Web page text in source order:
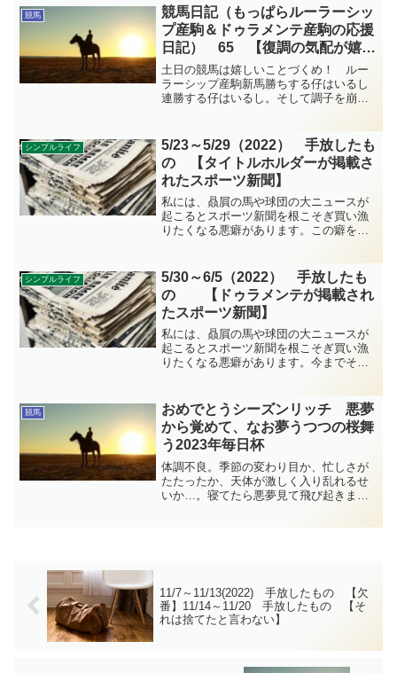
月賞をずばっと取消にした、ノリさんの
大英断。そしてそれがダ...
競馬
競馬日記（もっぱらルーラーシッ
プ産駒＆ドゥラメンテ産駒の応援
日記） 65 【復調の気配が嬉し
い】
土日の競馬は嬉しいことづくめ！ ルー
ラーシップ産駒新馬勝ちする仔はいるし
連勝する仔はいるし。そして調子を崩し
馬に労いを。立て直しに努められた陣営
にも感謝を。今週の競馬日記です。
シンプルライフ
5/23～5/29（2022） 手放したも
の 【タイトルホルダーが掲載さ
れたスポーツ新聞】
私には、贔屓の馬や球団の大ニュースが
起こるとスポーツ新聞を根こそぎ買い漁
りたくなる悪癖があります。この癖を改
の一歩として、大切な記事の部分だけ残
して後は捨て去る決意をしました。この
一週間に手放したものの記録です。
シンプルライフ
5/30～6/5（2022） 手放したも
の 【ドゥラメンテが掲載され
たスポーツ新聞】
私には、贔屓の馬や球団の大ニュースが
起こるとスポーツ新聞を根こそぎ買い漁
りたくなる悪癖があります。今までその
る決意をしました。先週からこの片付け
を続けています。この一週間に手放した
ものの記録です。
競馬
おめでとうシーズンリッチ 悪夢
から覚めて、なお夢うつつの桜舞
う2023年毎日杯
体調不良。季節の変わり目か、忙しさが
たたったか、天体が激しく入り乱れるせ
いか…。寝てたら悪夢見て飛び起きまし
11/7～11/13(2022) 手放したもの 【欠
番】11/14～11/20 手放したもの 【そ
れは捨てたと言わない】